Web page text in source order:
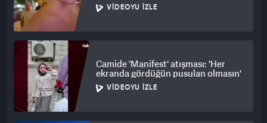
VIDEOYU İZLE
Camide 'Manifest' atışması: 'Her
ekranda gördüğün pusulan olmasın'
VIDEOYU İZLE